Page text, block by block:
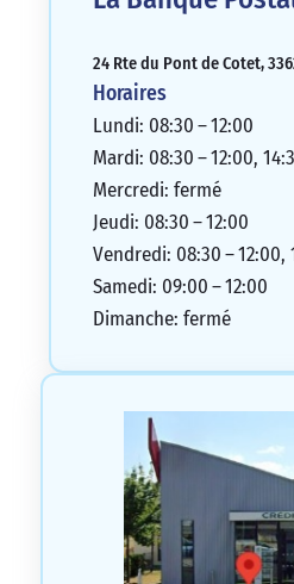
24 Rte du Pont de Cotet,
Horaires
Lundi: 08:30 – 12:00
Mardi: 08:30 – 12:00,
Mercredi: fermé
Jeudi: 08:30 – 12:00
Vendredi: 08:30 – 12:00,
Samedi: 09:00 – 12:00
Dimanche: fermé